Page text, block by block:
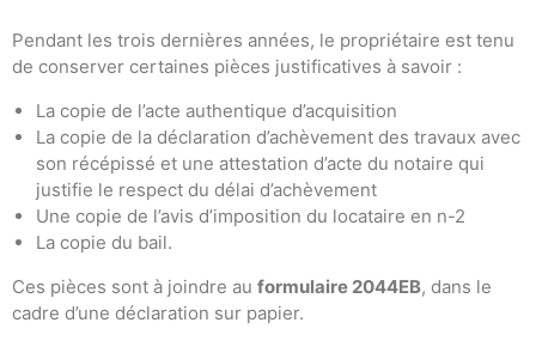
Pendant les trois dernières années, le propriétaire est tenu
de conserver certaines pièces justificatives à savoir :
La copie de l’acte authentique d’acquisition
La copie de la déclaration d’achèvement des travaux avec
son récépissé et une attestation d’acte du notaire qui
justifie le respect du délai d’achèvement
Une copie de l’avis d’imposition du locataire en n-2
La copie du bail.
Ces pièces sont à joindre au formulaire 2044EB, dans le
cadre d’une déclaration sur papier.